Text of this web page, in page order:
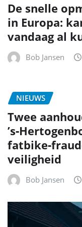
De snelle
in Europa:
vandaag al
Bob Jansen
NIEUWS
Twee
veiligheid
Bob Jansen